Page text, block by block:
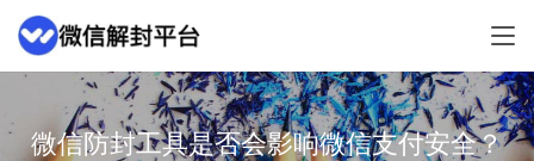
微信防封工具是否会影响微信支付安全？